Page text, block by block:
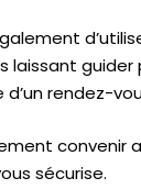
laissant
rendez-
convenir
sécurise.